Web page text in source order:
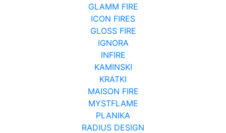
GLAMM FIRE
ICON FIRES
GLOSS FIRE
IGNORA
INFIRE
KAMINSKI
KRATKI
MAISON FIRE
MYSTFLAME
PLANIKA
RADIUS DESIGN